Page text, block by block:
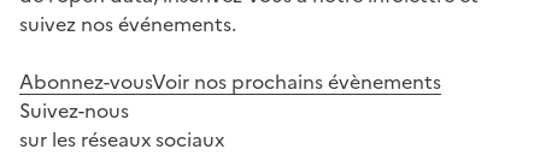
suivez nos événements.
Abonnez-vousVoir nos prochains évènements
Suivez-nous
sur les réseaux sociaux